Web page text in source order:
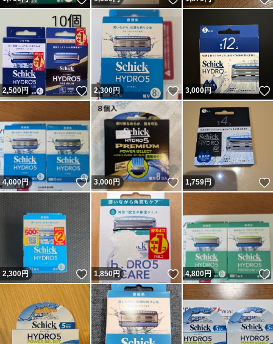
2,500円 いいね！
2,300円 いいね！
3,000円
4,000円 いいね！
3,000円 いいね！
1,759円
2,300円 いいね！
1,850円 いいね！
4,800円